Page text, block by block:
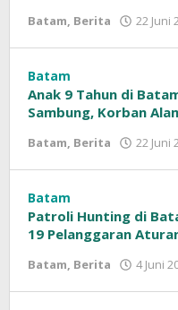
Batam, Berita 22 Juni
Batam
Anak 9 Tahun di
Sambung, Korban
Batam, Berita 22 Juni
Batam
Patroli Hunting di
19 Pelanggaran
Batam, Berita 4 Juni